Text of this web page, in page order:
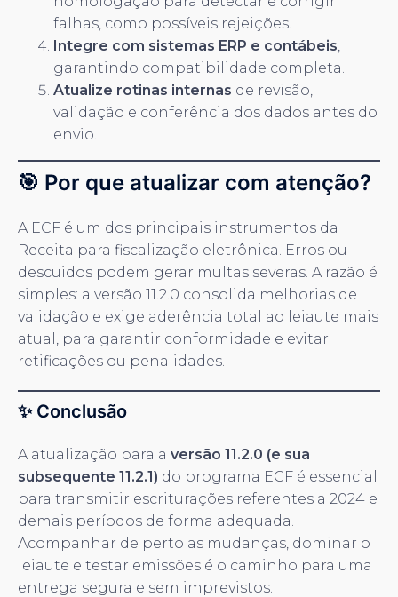
falhas, como possíveis rejeições.
Integre com sistemas ERP e contábeis
garantindo compatibilidade completa.
Atualize rotinas internas de revisão,
validação e conferência dos dados antes do
envio.
🎯 Por que atualizar com atenção?
A ECF é um dos principais instrumentos da
Receita para fiscalização eletrônica. Erros ou
descuidos podem gerar multas severas. A razão é
simples: a versão 11.2.0 consolida melhorias de
validação e exige aderência total ao leiaute mais
atual, para garantir conformidade e evitar
retificações ou penalidades.
✨ Conclusão
A atualização para a versão 11.2.0 (e sua
subsequente 11.2.1) do programa ECF é essencial
para transmitir escriturações referentes a 2024 e
demais períodos de forma adequada.
Acompanhar de perto as mudanças, dominar o
leiaute e testar emissões é o caminho para uma
entrega segura e sem imprevistos.